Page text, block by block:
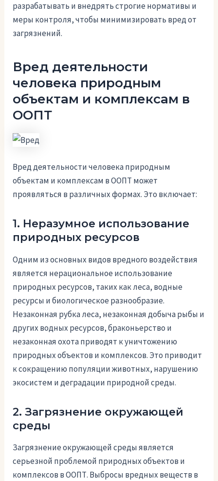
разрабатывать и внедрять строгие нормативы и
меры контроля, чтобы минимизировать вред от
загрязнений.
Вред деятельности
человека природным
объектам и комплексам в
ООПТ
Вред деятельности человека природным
объектам и комплексам в ООПТ может
проявляться в различных формах. Это включает:
1. Неразумное использование
природных ресурсов
Одним из основных видов вредного воздействия
является нерациональное использование
природных ресурсов, таких как леса, водные
ресурсы и биологическое разнообразие.
Незаконная рубка леса, незаконная добыча рыбы и
других водных ресурсов, браконьерство и
незаконная охота приводят к уничтожению
природных объектов и комплексов. Это приводит
к сокращению популяции животных, нарушению
экосистем и деградации природной среды.
2. Загрязнение окружающей
среды
Загрязнение окружающей среды является
серьезной проблемой природных объектов и
комплексов в ООПТ. Выбросы вредных веществ в